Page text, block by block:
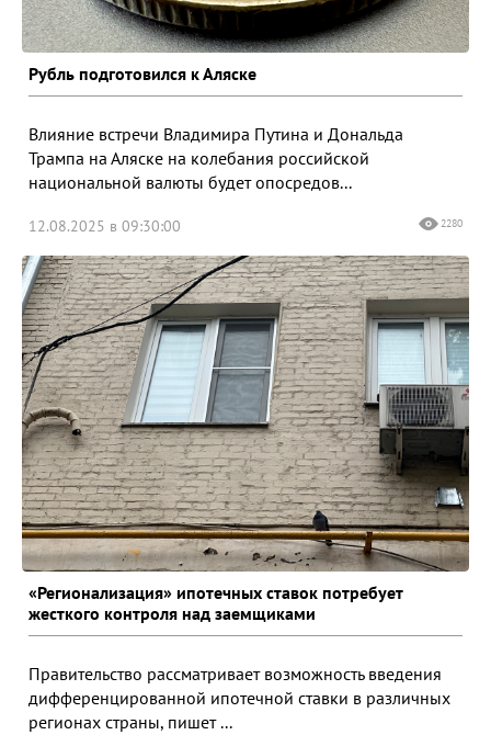
Рубль подготовился к Аляске
Влияние встречи Владимира Путина и Дональда
Трампа на Аляске на колебания российской
национальной валюты будет опосредов...
12.08.2025 в 09:30:00 2280
«Регионализация» ипотечных ставок потребует
жесткого контроля над заемщиками
Правительство рассматривает возможность введения
дифференцированной ипотечной ставки в различных
регионах страны, пишет ...